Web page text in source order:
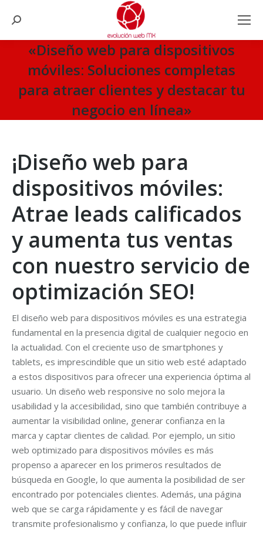
Search:
«Diseño web para dispositivos
móviles: Soluciones completas
para atraer clientes y destacar tu
negocio en línea»
¡Diseño web para
dispositivos móviles:
Atrae leads calificados
y aumenta tus ventas
con nuestro servicio de
optimización SEO!
El diseño web para dispositivos móviles es una estrategia
fundamental en la presencia digital de cualquier negocio en
la actualidad. Con el creciente uso de smartphones y
tablets, es imprescindible que un sitio web esté adaptado
a estos dispositivos para ofrecer una experiencia óptima al
usuario. Un diseño web responsive no solo mejora la
usabilidad y la accesibilidad, sino que también contribuye a
aumentar la visibilidad online, generar confianza en la
marca y captar clientes de calidad. Por ejemplo, un sitio
web optimizado para dispositivos móviles es más
propenso a aparecer en los primeros resultados de
búsqueda en Google, lo que aumenta la posibilidad de ser
encontrado por potenciales clientes. Además, una página
web que se carga rápidamente y es fácil de navegar
transmite profesionalismo y confianza, lo que puede influir